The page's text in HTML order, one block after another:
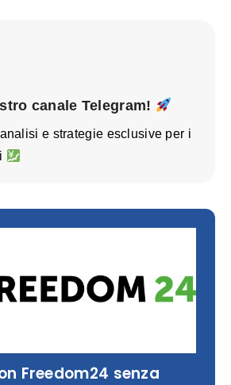
canale Telegram!
e strategie esclusive per i
Freedom24 senza